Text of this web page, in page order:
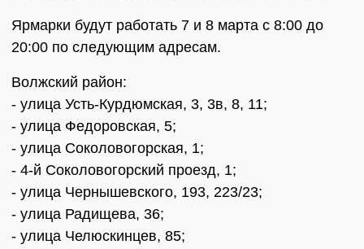
Ярмарки будут работать 7 и 8 марта с 8:00 до
20:00 по следующим адресам.
Волжский район:
- улица Усть-Курдюмская, 3, 3в, 8, 11;
- улица Федоровская, 5;
- улица Соколовогорская, 1;
- 4-й Соколовогорский проезд, 1;
- улица Чернышевского, 193, 223/23;
- улица Радищева, 36;
- улица Челюскинцев, 85;